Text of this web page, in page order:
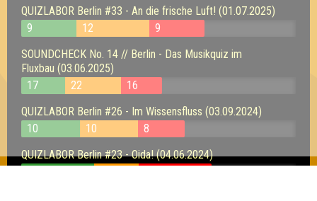
QUIZLABOR Berlin #33 - An die frische Luft! (01.07.2025)
9
12
9
SOUNDCHECK No. 14 // Berlin - Das Musikquiz im
Fluxbau (03.06.2025)
17
22
16
QUIZLABOR Berlin #26 - Im Wissensfluss (03.09.2024)
10
10
8
QUIZLABOR Berlin #23 - Oida! (04.06.2024)